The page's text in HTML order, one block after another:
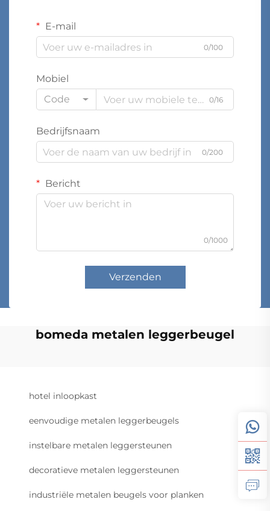
E-mail
0/100
Mobiel
Code
0/16
Bedrijfsnaam
0/200
Bericht
0/1000
Verzenden
bomeda metalen leggerbeugel
hotel inloopkast
eenvoudige metalen leggerbeugels
instelbare metalen leggersteunen
decoratieve metalen leggersteunen
industriële metalen beugels voor planken